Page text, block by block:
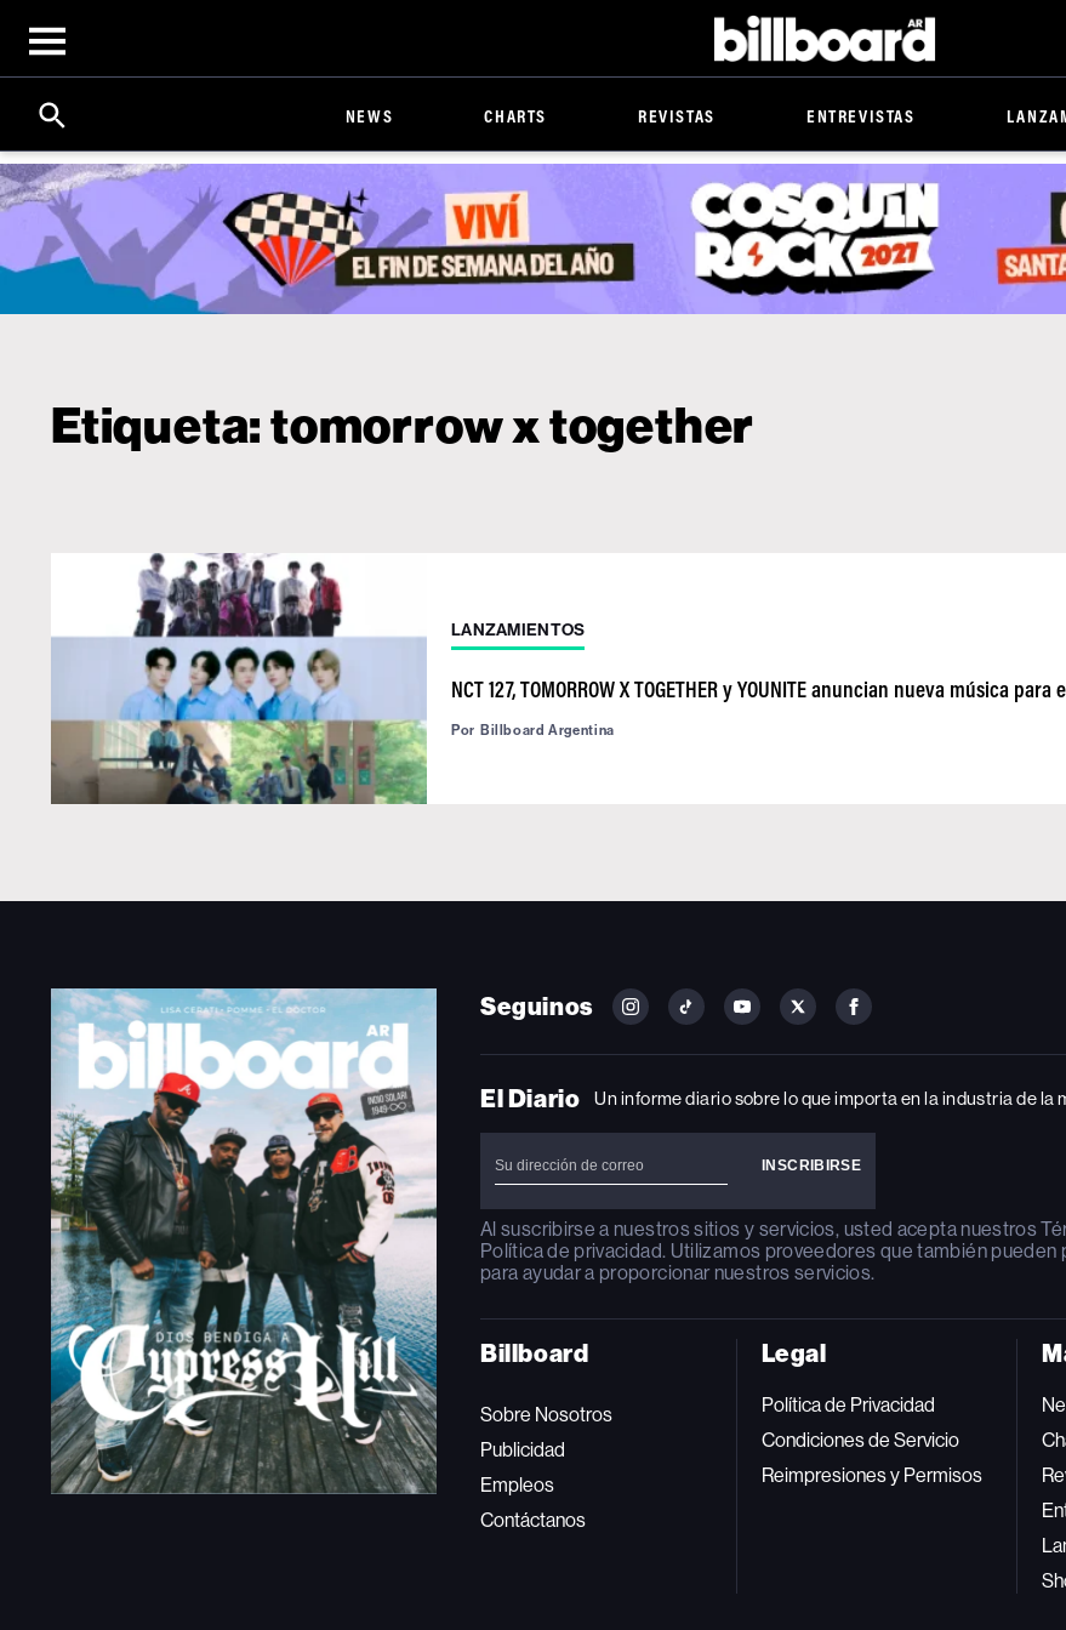
Open
menu
Billboard
Search
Click
Expand
Search
Input
NEWS CHARTS REVISTAS ENTREVISTAS
Etiqueta:tomorrow x together
LANZAMIENTOS
NCT 127, TOMORROW X TOGETHER y YOUNITE anuncian nueva música para
Por Billboard Argentina
Seguinos
FOLLOW
ON
FOLLOW
ON
FOLLOW
ON
FOLLOW
ON
FOLLOW
ON
El Diario Un informe diario sobre lo que importa en la industria de la
Al suscribirse a nuestros sitios y servicios, usted acepta nuestros
Política de privacidad. Utilizamos proveedores que también pueden
para ayudar a proporcionar nuestros servicios.
Billboard
Sobre Nosotros
Publicidad
Empleos
Contáctanos
Legal
Política de Privacidad
Condiciones de Servicio
Reimpresiones y Permisos